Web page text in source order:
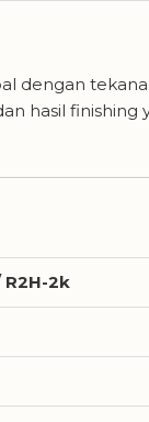
dengan
hasil finishing
R2H-2k